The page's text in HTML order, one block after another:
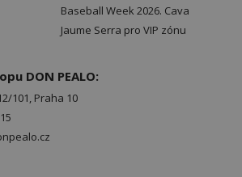
Baseball Week 2026. Cava
Jaume Serra pro VIP zónu
DON PEALO:
101, Praha 10